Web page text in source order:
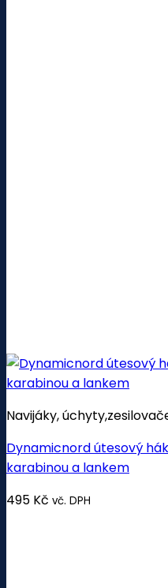
Navijáky,
Dynamicnord útesový hák
karabinou a lankem
495 Kč vč. DPH